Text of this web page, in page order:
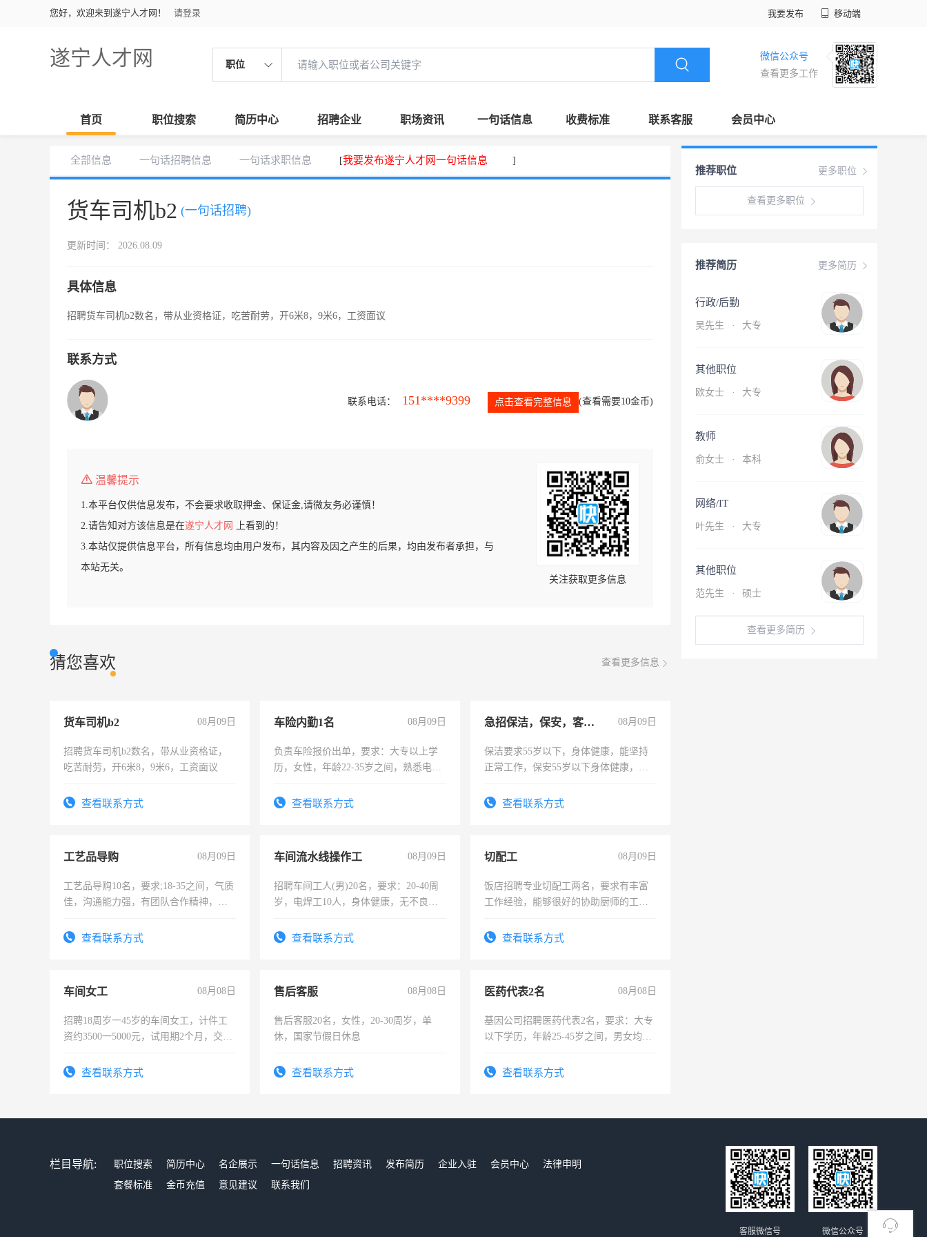
您好，欢迎来到遂宁人才网！ 请登录 我要发布 移动端
遂宁人才网 职位
微信公众号
查看更多工作
首页 职位搜索 简历中心 招聘企业 职场资讯 一句话信息 收费标准 联系客服 会员中心
全部信息 一句话招聘信息 一句话求职信息 [我要发布遂宁人才网一句话信息 ]
货车司机b2 (一句话招聘)
更新时间： 2026.08.09
具体信息
招聘货车司机b2数名，带从业资格证，吃苦耐劳，开6米8，9米6，工资面议
联系方式
联系电话： 151****9399 点击查看完整信息 (查看需要10金币)
温馨提示
1.本平台仅供信息发布，不会要求收取押金、保证金,请微友务必谨慎！
2.请告知对方该信息是在遂宁人才网
上看到的！
3.本站仅提供信息平台，所有信息均由用户发布，其内容及因之产生的后果，均由发布者承担，与
本站无关。
关注获取更多信息
猜您喜欢 查看更多信息
货车司机b2 08月09日
招聘货车司机b2数名，带从业资格证，
吃苦耐劳，开6米8，9米6，工资面议
查看联系方式
车险内勤1名 08月09日
负责车险报价出单，要求：大专以上学
历，女性，年龄22-35岁之间，熟悉电脑
试用期1-3个月，转正后交纳五险，
查看联系方式
急招保洁，保安，客服，工程 08月09日
保洁要求55岁以下，身体健康，能坚持
正常工作，保安55岁以下身体健康，有
录，客服要求45岁以下高中以上文化，
查看联系方式
工艺品导购 08月09日
工艺品导购10名，要求;18-35之间，气质
佳，沟通能力强，有团队合作精神，有
查看联系方式
车间流水线操作工 08月09日
招聘车间工人(男)20名，要求：20-40周
岁，电焊工10人，身体健康，无不良嗜
宿，免费发放劳保用品，两班倒，每月
查看联系方式
切配工 08月09日
饭店招聘专业切配工两名，要求有丰富
工作经验，能够很好的协助厨师的工
4500。查看联系方式
车间女工 08月08日
招聘18周岁一45岁的车间女工，计件工
资约3500一5000元，试用期2个月，交五
查看联系方式
售后客服 08月08日
售后客服20名，女性，20-30周岁，单
休，国家节假日休息
查看联系方式
医药代表2名 08月08日
基因公司招聘医药代表2名，要求：大专
以下学历，年龄25-45岁之间，男女均
表或者有医学资质的优先，底薪+绩效，
查看联系方式
更多职位
推荐职位
查看更多职位
更多简历
推荐简历
行政/后勤
吴先生 · 大专
其他职位
欧女士 · 大专
教师
俞女士 · 本科
网络/IT
叶先生 · 大专
其他职位
范先生 · 硕士
查看更多简历
栏目导航: 职位搜索 简历中心 名企展示 一句话信息 招聘资讯 发布简历 企业入驻 会员中心
法律申明
套餐标准
金币充值 意见建议 联系我们
微信公众号
客服微信号